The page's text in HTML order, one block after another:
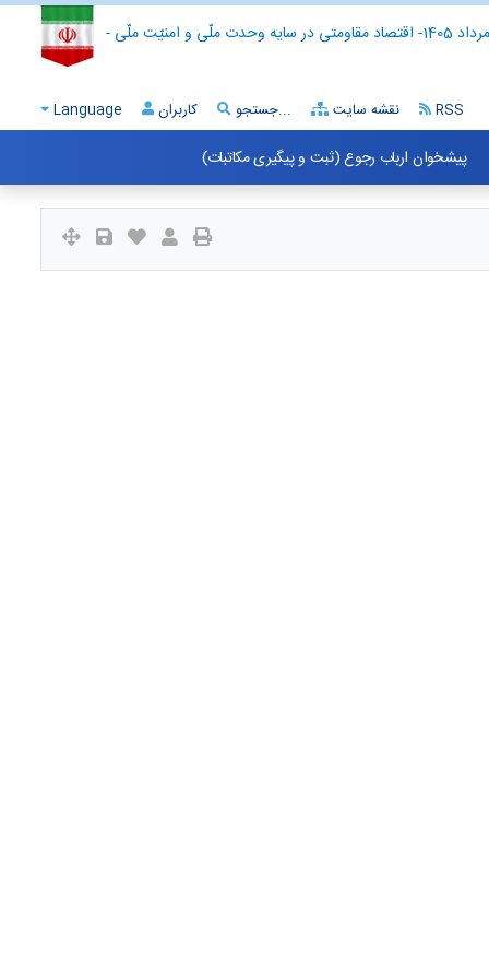
- اقتصاد مقاومتی در سایه وحدت ملّی و امنیّت ملّی -
Language کاربران جستجو... نقشه سایت RSS
پیشخوان ارباب رجوع (ثبت و پیگیری مکاتبات)